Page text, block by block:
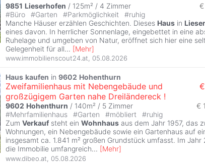
9851 Lieserhofen / 125m² / 4 Zimmer
€
#Büro #Garten #Parkmöglichkeit #ruhig
Manche Häuser erzählen Geschichten. Dieses Haus in
eines davon. In herrlicher Sonnenlage, eingebettet in eine
Ruhelage und umgeben von Natur, eröffnet sich hier eine
Gelegenheit für all... [Mehr]
www.immobilienscout24.at 05.08.2026
Haus kaufen in 9602 Hohenthurn
Zweifamilienhaus mit Nebengebäude und
großzügigem Garten nahe Dreiländereck !
9602 Hohenthurn / 140m² / 5 Zimmer
€
#Mehrfamilienhaus #Garten #möbliert #ruhig
Zum Verkauf steht ein Wohnhaus aus dem Jahr 1957, das
Wohnungen, ein Nebengebäude sowie ein Gartenhaus auf
insgesamt ca. 1.841 m² großen Grundstück umfasst. Im
die Immobilie umfangreich... [Mehr]
www.dibeo.at 05.08.2026